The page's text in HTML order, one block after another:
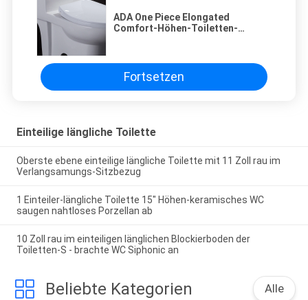
ADA One Piece Elongated
Comfort-Höhen-Toiletten-
Fortsetzen
Einteilige längliche Toilette
Oberste ebene einteilige längliche Toilette mit 11 Zoll rau im
Verlangsamungs-Sitzbezug
1 Einteiler-längliche Toilette 15" Höhen-keramisches WC
saugen nahtloses Porzellan ab
10 Zoll rau im einteiligen länglichen Blockierboden der
Toiletten-S - brachte WC Siphonic an
Beliebte Kategorien Alle